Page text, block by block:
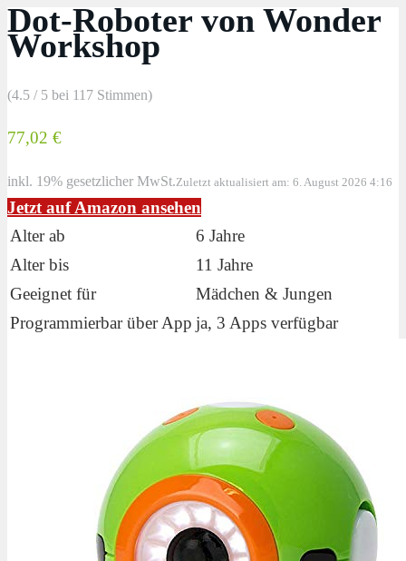
Dot-Roboter von Wonder
Workshop
(4.5 / 5 bei 117 Stimmen)
77,02 €
inkl. 19% gesetzlicher MwSt.Zuletzt aktualisiert am: 6. August 2026 4:16
Jetzt auf Amazon ansehen
Alter ab
6 Jahre
Alter bis
11 Jahre
Geeignet für
Mädchen & Jungen
Programmierbar über App ja, 3 Apps verfügbar